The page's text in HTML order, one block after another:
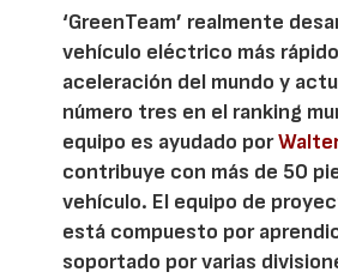
‘GreenTeam’ realmente
vehículo eléctrico más
aceleración del mundo y
número tres en el ranking
equipo es ayudado por
contribuye con más de 50
vehículo. El equipo de
está compuesto por
soportado por varias